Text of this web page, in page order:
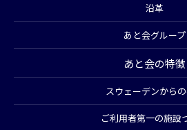
沿革
あと会グループ
あと会の特徴
スウェーデンから
ご利用者第一の施設